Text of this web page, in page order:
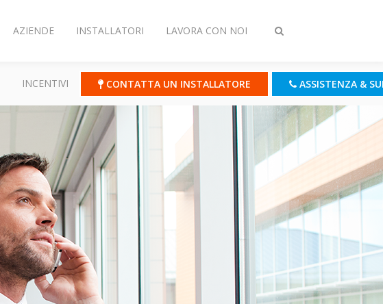
Attiva/disattiva
AZIENDE INSTALLATORI LAVORA CON NOI
INCENTIVI CONTATTA UN INSTALLATORE ASSISTENZA &